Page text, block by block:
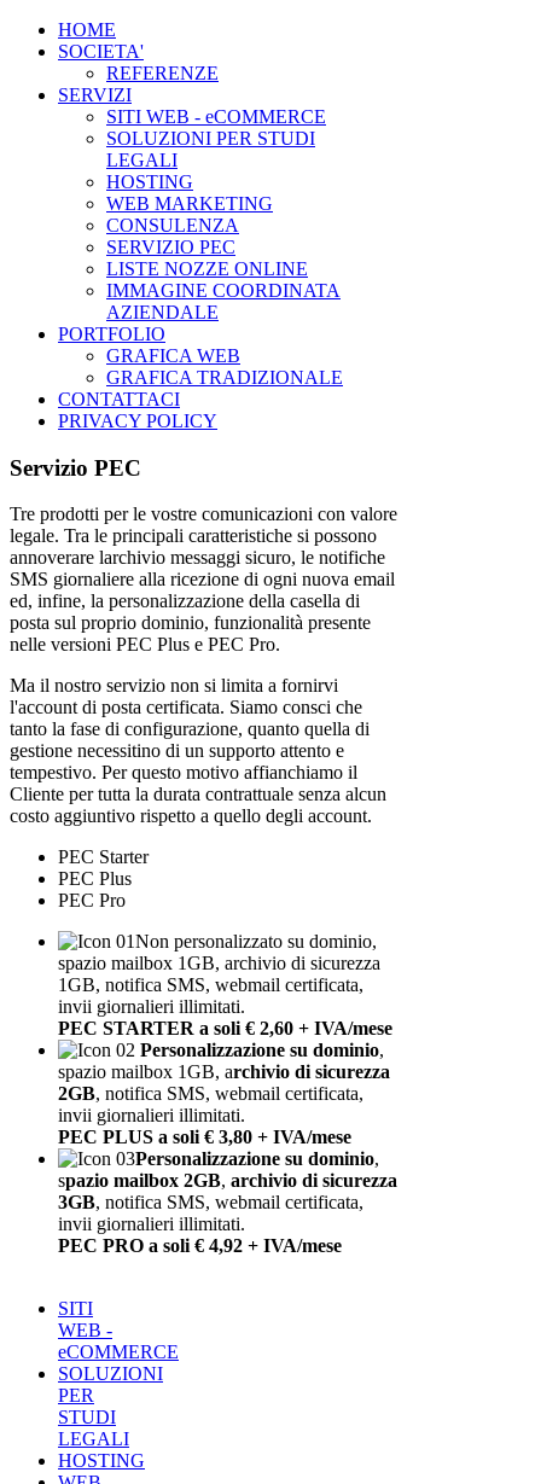
HOME
SOCIETA'
REFERENZE
SERVIZI
SITI WEB - eCOMMERCE
SOLUZIONI PER STUDI
LEGALI
HOSTING
WEB MARKETING
CONSULENZA
SERVIZIO PEC
LISTE NOZZE ONLINE
IMMAGINE COORDINATA
AZIENDALE
PORTFOLIO
GRAFICA WEB
GRAFICA TRADIZIONALE
CONTATTACI
PRIVACY POLICY
Servizio PEC
Tre prodotti per le vostre comunicazioni con valore
legale. Tra le principali caratteristiche si possono
annoverare larchivio messaggi sicuro, le notifiche
SMS giornaliere alla ricezione di ogni nuova email
ed, infine, la personalizzazione della casella di
posta sul proprio dominio, funzionalità presente
nelle versioni PEC Plus e PEC Pro.
Ma il nostro servizio non si limita a fornirvi
l'account di posta certificata. Siamo consci che
tanto la fase di configurazione, quanto quella di
gestione necessitino di un supporto attento e
tempestivo. Per questo motivo affianchiamo il
Cliente per tutta la durata contrattuale senza alcun
costo aggiuntivo rispetto a quello degli account.
PEC Starter
PEC Plus
PEC Pro
Non personalizzato su dominio,
spazio mailbox 1GB, archivio di sicurezza
1GB, notifica SMS, webmail certificata,
invii giornalieri illimitati.
PEC STARTER a soli € 2,60 + IVA/mese
Personalizzazione su dominio,
spazio mailbox 1GB, archivio di sicurezza
2GB, notifica SMS, webmail certificata,
invii giornalieri illimitati.
PEC PLUS a soli € 3,80 + IVA/mese
Personalizzazione su dominio,
spazio mailbox 2GB, archivio di sicurezza
3GB, notifica SMS, webmail certificata,
invii giornalieri illimitati.
PEC PRO a soli € 4,92 + IVA/mese
SITI
WEB -
eCOMMERCE
SOLUZIONI
PER
STUDI
LEGALI
HOSTING